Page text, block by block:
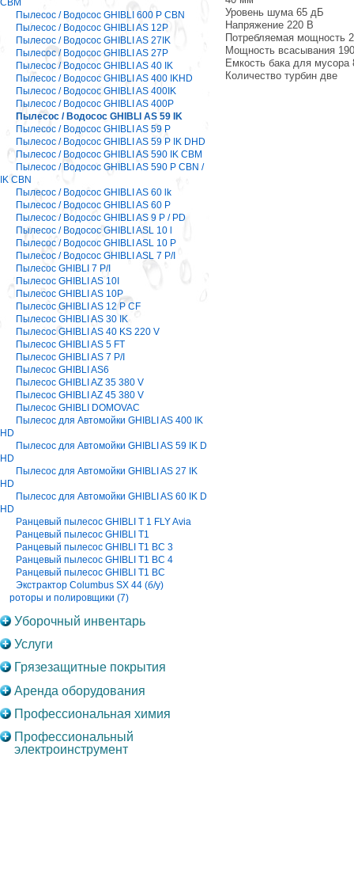
CBM
Пылесос / Водосос GHIBLI 600 P CBN
Пылесос / Водосос GHIBLI AS 12P
Пылесос / Водосос GHIBLI AS 27IK
Пылесос / Водосос GHIBLI AS 27P
Пылесос / Водосос GHIBLI AS 40 IK
Пылесос / Водосос GHIBLI AS 400 IKHD
Пылесос / Водосос GHIBLI AS 400IK
Пылесос / Водосос GHIBLI AS 400P
Пылесос / Водосос GHIBLI AS 59 IK
Пылесос / Водосос GHIBLI AS 59 P
Пылесос / Водосос GHIBLI AS 59 P IK DHD
Пылесос / Водосос GHIBLI AS 590 IK CBM
Пылесос / Водосос GHIBLI AS 590 P CBN /
IK CBN
Пылесос / Водосос GHIBLI AS 60 lk
Пылесос / Водосос GHIBLI AS 60 P
Пылесос / Водосос GHIBLI AS 9 P / PD
Пылесос / Водосос GHIBLI ASL 10 l
Пылесос / Водосос GHIBLI ASL 10 P
Пылесос / Водосос GHIBLI ASL 7 P/I
Пылесос GHIBLI 7 P/I
Пылесос GHIBLI AS 10I
Пылесос GHIBLI AS 10P
Пылесос GHIBLI AS 12 P CF
Пылесос GHIBLI AS 30 IK
Пылесос GHIBLI AS 40 KS 220 V
Пылесос GHIBLI AS 5 FT
Пылесос GHIBLI AS 7 P/I
Пылесос GHIBLI AS6
Пылесос GHIBLI AZ 35 380 V
Пылесос GHIBLI AZ 45 380 V
Пылесос GHIBLI DOMOVAC
Пылесос для Автомойки GHIBLI AS 400 IK
HD
Пылесос для Автомойки GHIBLI AS 59 IK D
HD
Пылесос для Автомойки GHIBLI AS 27 IK
HD
Пылесос для Автомойки GHIBLI AS 60 IK D
HD
Ранцевый пылесос GHIBLI T 1 FLY Avia
Ранцевый пылесос GHIBLI T1
Ранцевый пылесос GHIBLI T1 BC 3
Ранцевый пылесос GHIBLI T1 BC 4
Ранцевый пылесос GHIBLI T1 BC
Экстрактор Columbus SX 44 (б/у)
роторы и полировщики (7)
Уборочный инвентарь
Услуги
Грязезащитные покрытия
Аренда оборудования
Профессиональная химия
Профессиональный
электроинструмент
Уровень шума 65 дБ
Напряжение 220 В
Потребляемая мощность
Мощность всасывания
Емкость бака для мусора
Количество турбин две